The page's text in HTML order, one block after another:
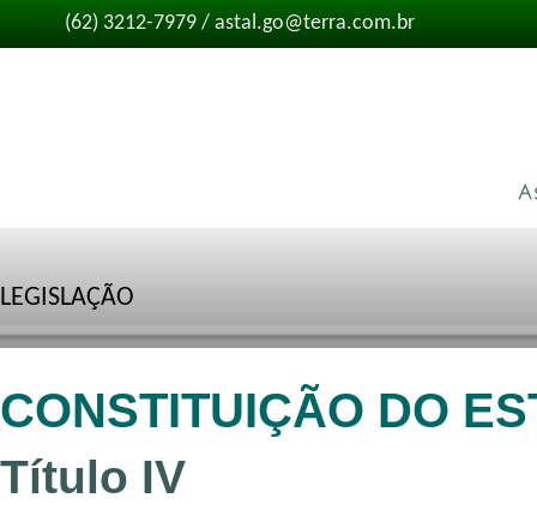
(62) 3212-7979 / astal.go@terra.com.br
LEGISLAÇÃO
CONSTITUIÇÃO DO
Título IV